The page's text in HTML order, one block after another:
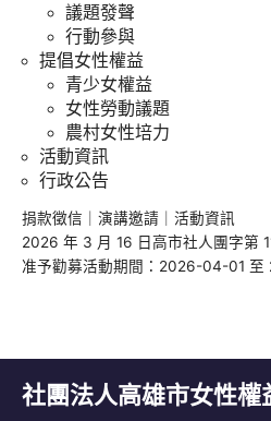
議題發聲
行動參與
提倡女性權益
青少女權益
女性勞動議題
農村女性培力
活動資訊
行政公告
捐款徵信 演講邀請
活動資訊
2026 年 3 月 16 日高市社人團字第
准予勸募活動期間：2026-04-01
社團法人高雄市女性權